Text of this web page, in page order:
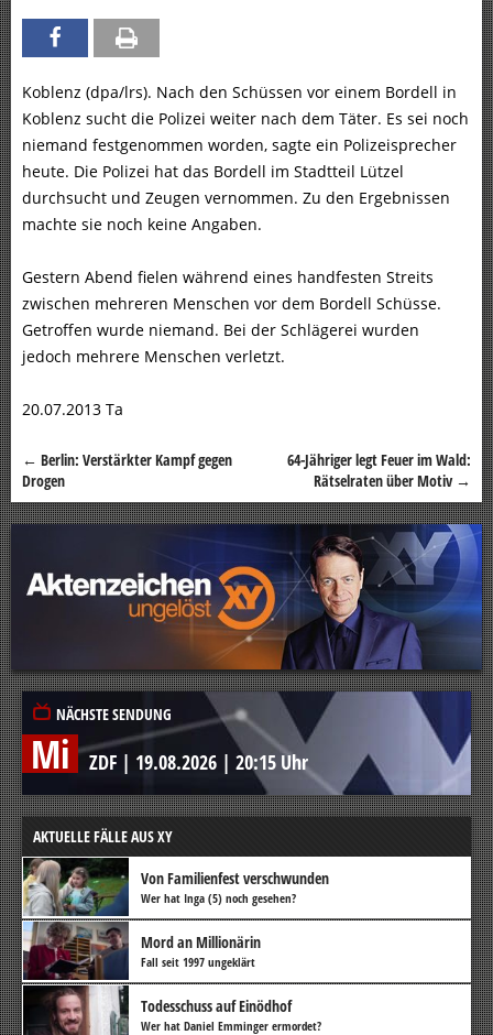
Koblenz (dpa/lrs). Nach den Schüssen vor einem Bordell in
Koblenz sucht die Polizei weiter nach dem Täter. Es sei noch
niemand festgenommen worden, sagte ein Polizeisprecher
heute. Die Polizei hat das Bordell im Stadtteil Lützel
durchsucht und Zeugen vernommen. Zu den Ergebnissen
machte sie noch keine Angaben.
Gestern Abend fielen während eines handfesten Streits
zwischen mehreren Menschen vor dem Bordell Schüsse.
Getroffen wurde niemand. Bei der Schlägerei wurden
jedoch mehrere Menschen verletzt.
20.07.2013 Ta
Beitragsnavigation
← Berlin: Verstärkter Kampf gegen
Drogen
64-Jähriger legt Feuer im Wald:
Rätselraten über Motiv →
NÄCHSTE SENDUNG
Mi ZDF | 19.08.2026 | 20:15 Uhr
AKTUELLE FÄLLE AUS XY
Von Familienfest verschwunden
Wer hat Inga (5) noch gesehen?
Mord an Millionärin
Fall seit 1997 ungeklärt
Todesschuss auf Einödhof
Wer hat Daniel Emminger ermordet?